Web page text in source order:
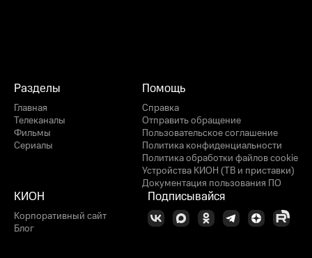
Разделы
Главная
Телеканалы
Фильмы
Сериалы
Помощь
Справка
Отправить обращение
Пользовательское соглашение
Политика конфиденциальности
Политика обработки файлов cookie
Устройства КИОН (ТВ и приставки)
Документация пользования ПО
КИОН
Корпоративный сайт
Блог
Подписывайся